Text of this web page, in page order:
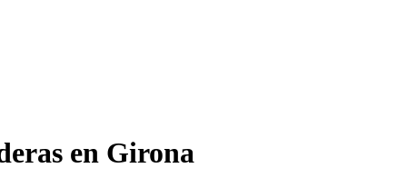
en Girona